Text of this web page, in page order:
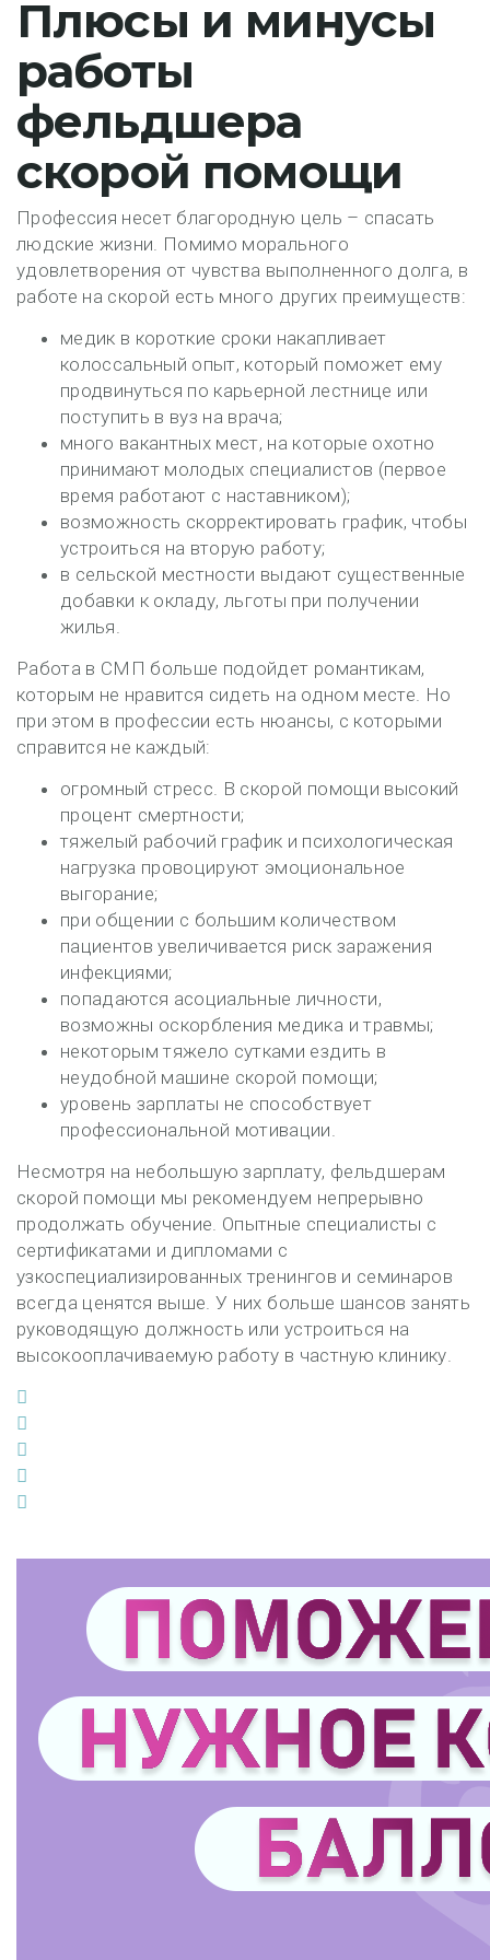
Плюсы и минусы
работы
фельдшера
скорой помощи
Профессия несет благородную цель – спасать
людские жизни. Помимо морального
удовлетворения от чувства выполненного долга, в
работе на скорой есть много других преимуществ:
медик в короткие сроки накапливает
колоссальный опыт, который поможет ему
продвинуться по карьерной лестнице или
поступить в вуз на врача;
много вакантных мест, на которые охотно
принимают молодых специалистов (первое
время работают с наставником);
возможность скорректировать график, чтобы
устроиться на вторую работу;
в сельской местности выдают существенные
добавки к окладу, льготы при получении
жилья.
Работа в СМП больше подойдет романтикам,
которым не нравится сидеть на одном месте. Но
при этом в профессии есть нюансы, с которыми
справится не каждый:
огромный стресс. В скорой помощи высокий
процент смертности;
тяжелый рабочий график и психологическая
нагрузка провоцируют эмоциональное
выгорание;
при общении с большим количеством
пациентов увеличивается риск заражения
инфекциями;
попадаются асоциальные личности,
возможны оскорбления медика и травмы;
некоторым тяжело сутками ездить в
неудобной машине скорой помощи;
уровень зарплаты не способствует
профессиональной мотивации.
Несмотря на небольшую зарплату, фельдшерам
скорой помощи мы рекомендуем непрерывно
продолжать обучение. Опытные специалисты с
сертификатами и дипломами с
узкоспециализированных тренингов и семинаров
всегда ценятся выше. У них больше шансов занять
руководящую должность или устроиться на
высокооплачиваемую работу в частную клинику.